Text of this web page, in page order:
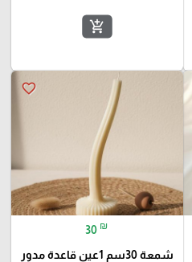
add_shopping_cart
favorite_border
30 ₪
شمعة 30سم 1عين قاعدة مدور